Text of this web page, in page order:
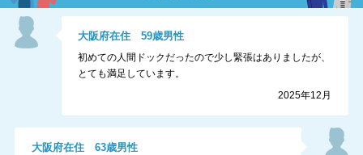
大阪府在住59歳男性
初めての人間ドックだったので少し緊張はありましたが、
とても満足しています。
2025年12月
大阪府在住 63歳男性